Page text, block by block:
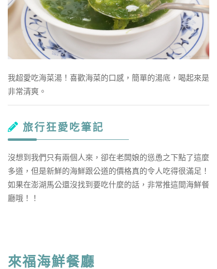
我超愛吃海菜湯！喜歡海菜的口感，簡單的湯底，喝起來是
非常清爽。
旅行狂愛吃筆記
沒想到我們只有兩個人來，卻在老闆娘的慫恿之下點了這麼
多道，但是新鮮的海鮮跟公道的價格真的令人吃得很滿足！
如果在澎湖馬公還沒找到要吃什麼的話，非常推這間海鮮餐
廳哦！！
來福海鮮餐廳